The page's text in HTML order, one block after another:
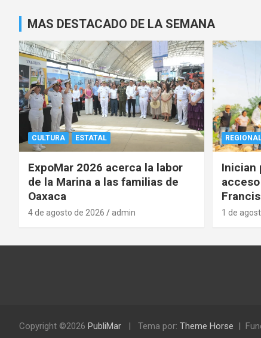
MAS DESTACADO DE LA SEMANA
CULTURA ESTATAL
ExpoMar 2026 acerca la labor
de la Marina a las familias de
Oaxaca
4 de agosto de 2026 admin
Inician
1 de
Copyright ©2026 PubliMar Tema por: Theme Horse